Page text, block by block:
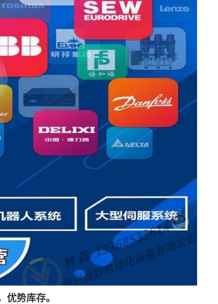
势库存。